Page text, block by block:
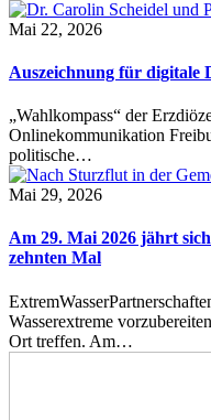
Mai 22, 2026
Auszeichnung für digitale
„Wahlkompass“ der
Onlinekommunikation
politische…
Mai 29, 2026
Am 29. Mai 2026 jährt
zehnten Mal
Wasserextreme
Ort treffen. Am…